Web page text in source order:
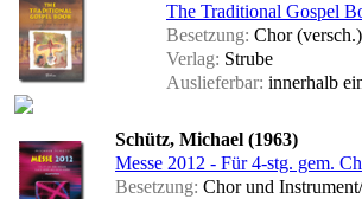
The Traditional Gospel
Besetzung: Chor (versch.)
Verlag: Strube
Auslieferbar: innerhalb
Schütz, Michael (1963)
Messe 2012 - Für 4-stg. gem.
Besetzung: Chor und